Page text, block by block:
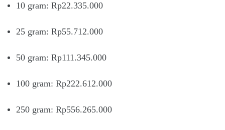
10 gram: Rp22.335.000
25 gram: Rp55.712.000
50 gram: Rp111.345.000
100 gram: Rp222.612.000
250 gram: Rp556.265.000